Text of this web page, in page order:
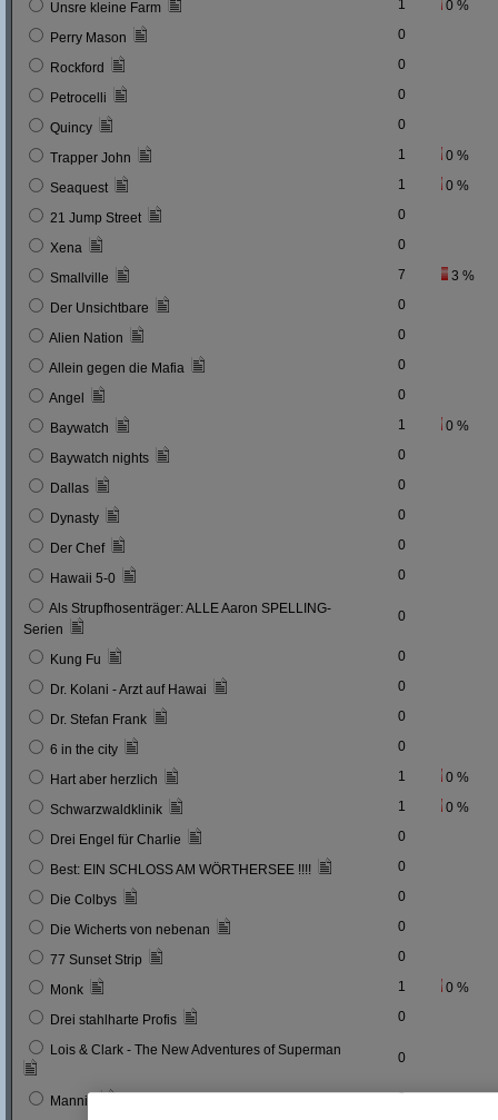
Unsre kleine Farm 1 0 %
Perry Mason 0
Rockford 0
Petrocelli 0
Quincy 0
Trapper John 1 0 %
Seaquest 1 0 %
21 Jump Street 0
Xena 0
Smallville 7 3 %
Der Unsichtbare 0
Alien Nation 0
Allein gegen die Mafia 0
Angel 0
Baywatch 1 0 %
Baywatch nights 0
Dallas 0
Dynasty 0
Der Chef 0
Hawaii 5-0 0
Als Strupfhosenträger: ALLE Aaron SPELLING-
Serien
0
Kung Fu 0
Dr. Kolani - Arzt auf Hawai 0
Dr. Stefan Frank 0
6 in the city 0
Hart aber herzlich 1 0 %
Schwarzwaldklinik 1 0 %
Drei Engel für Charlie 0
Best: EIN SCHLOSS AM WÖRTHERSEE !!!! 0
Die Colbys 0
Die Wicherts von nebenan 0
77 Sunset Strip 0
Monk 1 0 %
Drei stahlharte Profis 0
Lois & Clark - The New Adventures of Superman 0
Mannix 0